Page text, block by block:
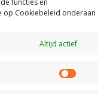
functies en
op Cookiebeleid onderaan
Altijd actief
1998-2012